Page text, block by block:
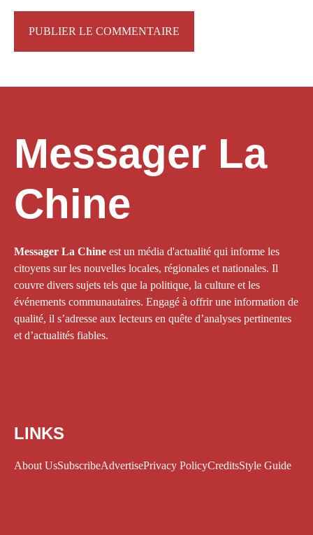
Messager La
Chine
Messager La Chine est un média d'actualité qui informe les
citoyens sur les nouvelles locales, régionales et nationales. Il
couvre divers sujets tels que la politique, la culture et les
événements communautaires. Engagé à offrir une information de
qualité, il s’adresse aux lecteurs en quête d’analyses pertinentes
et d’actualités fiables.
LINKS
About UsSubscribeAdvertisePrivacy PolicyCreditsStyle Guide